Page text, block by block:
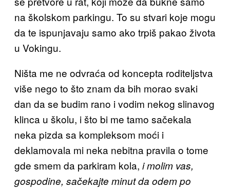
na školskom parkingu. To su stvari koje mogu
da te ispunjavaju samo ako trpiš pakao života
u Vokingu.
Ništa me ne odvraća od koncepta roditeljstva
više nego to što znam da bih morao svaki
dan da se budim rano i vodim nekog slinavog
klinca u školu, i što bi me tamo sačekala
neka pizda sa kompleksom moći i
deklamovala mi neka nebitna pravila o tome
gde smem da parkiram kola, i molim vas,
gospodine, sačekajte minut da odem po